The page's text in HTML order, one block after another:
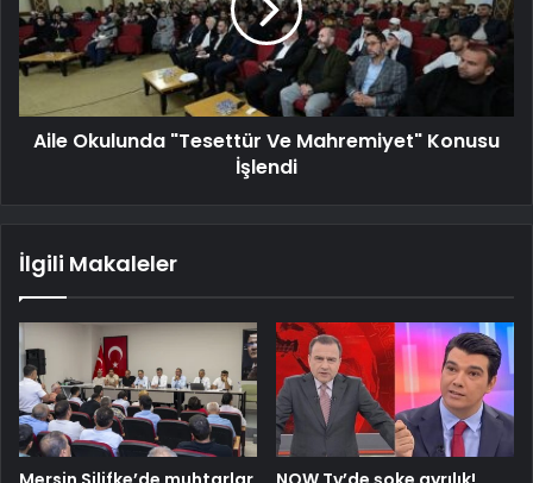
Aile Okulunda "Tesettür Ve Mahremiyet" Konusu
İşlendi
İlgili Makaleler